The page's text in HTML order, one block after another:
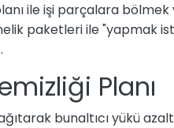
ile işi parçalara
paketleri ile "yapmak
Planı
bunaltıcı yükü